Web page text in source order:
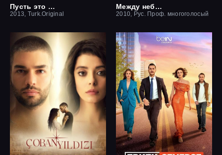
Пусть это останется между нами
2013, Turk.Original
Между небом и землей / Небесная любовь
2010, Рус. Проф. многоголосый